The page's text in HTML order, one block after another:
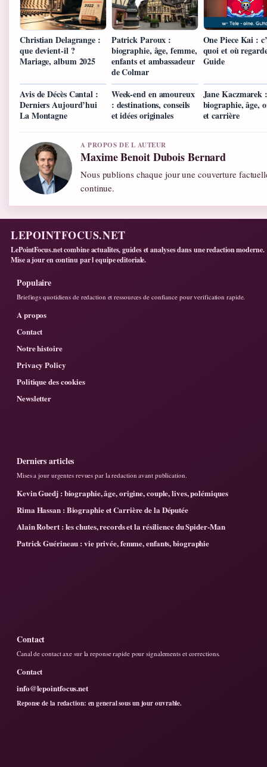
Christian Delagrange :
que devient-il ?
Mariage, album 2025
Patrick Paroux :
biographie, âge, femme,
enfants et ambassadeur
de Colmar
One Piece Kai :
quoi et où
Guide
Avis de Décès Cantal :
Derniers Aujourd’hui
La Montagne
Week-end en amoureux
: destinations, conseils
et idées originales
Jane Kaczmarek :
biographie, âge,
et carrière
A PROPOS DE L AUTEUR
Maxime Benoit Dubois Bernard
Nous publions chaque jour une couverture
continue.
LEPOINTFOCUS.NET
LePointFocus.net combine actualites, guides et analyses dans une redaction moderne.
Mise a jour en continu par l equipe editoriale.
Populaire
Briefings quotidiens de redaction et ressources de confiance pour verification rapide.
A propos
Contact
Notre histoire
Privacy Policy
Politique des cookies
Newsletter
Derniers articles
Mises a jour urgentes revues par la redaction avant publication.
Kevin Guedj : biographie, âge, origine, couple, lives, polémiques
Rima Hassan : Biographie et Carrière de la Députée
Alain Robert : les chutes, records et la résilience du Spider-Man
Patrick Guérineau : vie privée, femme, enfants, biographie
Contact
Canal de contact axe sur la reponse rapide pour signalements et corrections.
Contact
info@lepointfocus.net
Reponse de la redaction: en general sous un jour ouvrable.